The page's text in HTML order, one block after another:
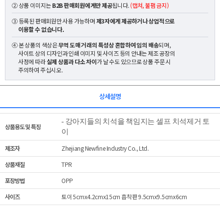
② 상품 이미지는B2B 판매회원에게만 제공됩니다.(캡쳐, 불펌 금지)
③ 등록된 판매회원만 사용 가능하며제3자에게 제공하거나 상업적으로
이용할 수 없습니다.
④ 본 상품의 색상은무역 도매 거래의 특성상 혼합하여 임의 배송되며,
사이트 상의 디자인과 인쇄 이미지 및 사이즈 등의 안내는 제조 공장의
사정에 따라실제 상품과 다소 차이가 날 수도 있으므로 상품 주문 시
주의하여 주십시오.
상세설명
상품용도 및 특징
- 강아지들의 치석을 책임지는 셀프 치석제거 토
이
제조자
Zhejiang Newfine Industry Co., Ltd.
상품재질
TPR
포장방법
OPP
사이즈
토이 5cmx4.2cmx15cm 흡착판 9.5cmx9.5cmx6cm